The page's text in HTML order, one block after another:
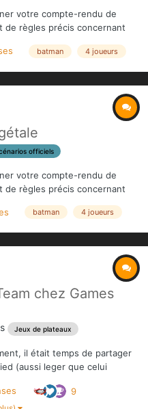
votre compte-rendu de
règles précis concernant
batman 4 joueurs
officiels
votre compte-rendu de
règles précis concernant
batman 4 joueurs
chez Games
Jeux de plateaux
il était temps de partager
(aussi leger que celui
Kill Team. c'est
9